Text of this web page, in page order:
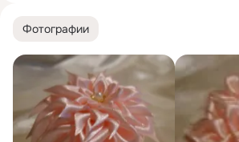
Фотографии